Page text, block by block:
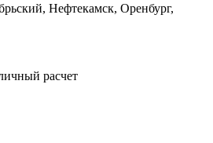
Нефтекамск, Оренбург,
расчет